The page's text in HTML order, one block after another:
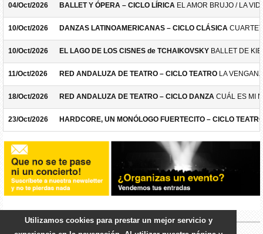
04/Oct/2026 BALLET Y ÓPERA – CICLO LÍRICA EL AMOR BRUJO / LA
10/Oct/2026 DANZAS LATINOAMERICANAS – CICLO CLÁSICA
10/Oct/2026 EL LAGO DE LOS CISNES de TCHAIKOVSKY BALLET DE
11/Oct/2026 RED ANDALUZA DE TEATRO – CICLO TEATRO LA
18/Oct/2026 RED ANDALUZA DE TEATRO – CICLO DANZA CUÁL ES MI
23/Oct/2026 HARDCORE, UN MONÓLOGO FUERTECITO – CICLO
Utilizamos cookies para prestar un mejor servicio y